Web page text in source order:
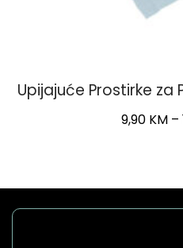
Upijajuće Prostirke za
9,90 KM –